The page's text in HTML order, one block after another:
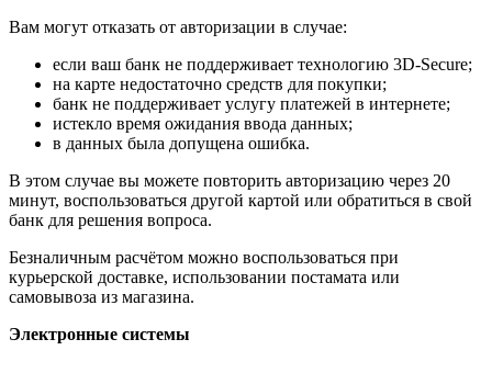
Вам могут отказать от авторизации в случае:
если ваш банк не поддерживает технологию 3D-Secure;
на карте недостаточно средств для покупки;
банк не поддерживает услугу платежей в интернете;
истекло время ожидания ввода данных;
в данных была допущена ошибка.
В этом случае вы можете повторить авторизацию через 20
минут, воспользоваться другой картой или обратиться в свой
банк для решения вопроса.
Безналичным расчётом можно воспользоваться при
курьерской доставке, использовании постамата или
самовывоза из магазина.
Электронные системы